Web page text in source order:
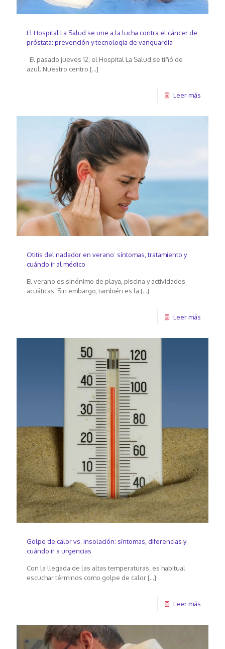
El Hospital La Salud se une a la lucha contra el cáncer de
próstata: prevención y tecnología de vanguardia
El pasado jueves 12, el Hospital La Salud se tiñó de
azul. Nuestro centro […]
Leer más
Otitis del nadador en verano: síntomas, tratamiento y
cuándo ir al médico
El verano es sinónimo de playa, piscina y actividades
acuáticas. Sin embargo, también es la […]
Leer más
Golpe de calor vs. insolación: síntomas, diferencias y
cuándo ir a urgencias
Con la llegada de las altas temperaturas, es habitual
escuchar términos como golpe de calor […]
Leer más